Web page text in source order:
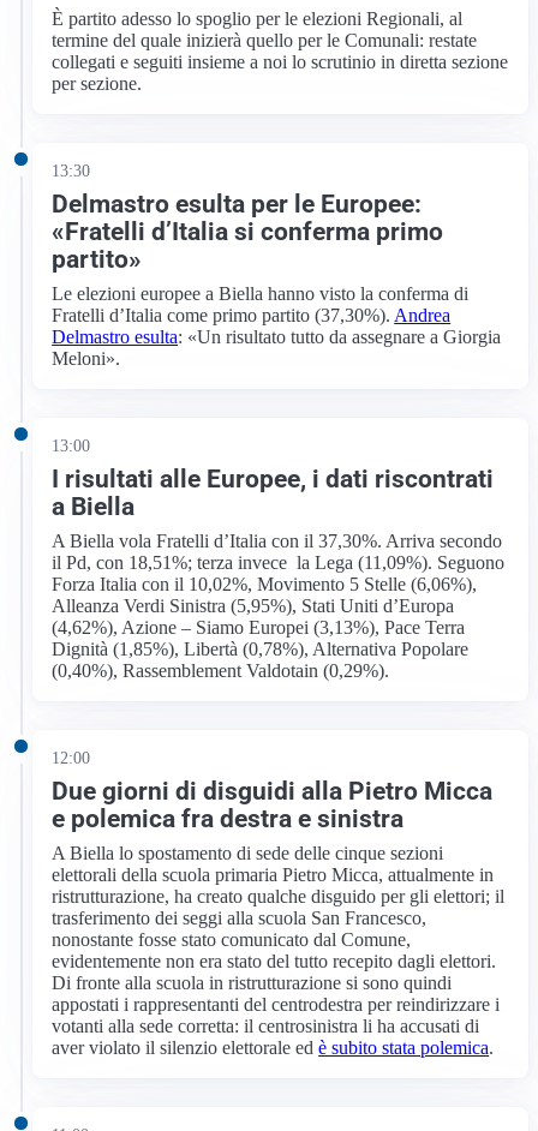
È partito adesso lo spoglio per le elezioni Regionali, al
termine del quale inizierà quello per le Comunali: restate
collegati e seguiti insieme a noi lo scrutinio in diretta sezione
per sezione.
13:30
Delmastro esulta per le Europee:
«Fratelli d’Italia si conferma primo
partito»
Le elezioni europee a Biella hanno visto la conferma di
Fratelli d’Italia come primo partito (37,30%). Andrea
Delmastro esulta: «Un risultato tutto da assegnare a Giorgia
Meloni».
13:00
I risultati alle Europee, i dati riscontrati
a Biella
A Biella vola Fratelli d’Italia con il 37,30%. Arriva secondo
il Pd, con 18,51%; terza invece la Lega (11,09%). Seguono
Forza Italia con il 10,02%, Movimento 5 Stelle (6,06%),
Alleanza Verdi Sinistra (5,95%), Stati Uniti d’Europa
(4,62%), Azione – Siamo Europei (3,13%), Pace Terra
Dignità (1,85%), Libertà (0,78%), Alternativa Popolare
(0,40%), Rassemblement Valdotain (0,29%).
12:00
Due giorni di disguidi alla Pietro Micca
e polemica fra destra e sinistra
A Biella lo spostamento di sede delle cinque sezioni
elettorali della scuola primaria Pietro Micca, attualmente in
ristrutturazione, ha creato qualche disguido per gli elettori; il
trasferimento dei seggi alla scuola San Francesco,
nonostante fosse stato comunicato dal Comune,
evidentemente non era stato del tutto recepito dagli elettori.
Di fronte alla scuola in ristrutturazione si sono quindi
appostati i rappresentanti del centrodestra per reindirizzare i
votanti alla sede corretta: il centrosinistra li ha accusati di
aver violato il silenzio elettorale edè subito stata polemica.